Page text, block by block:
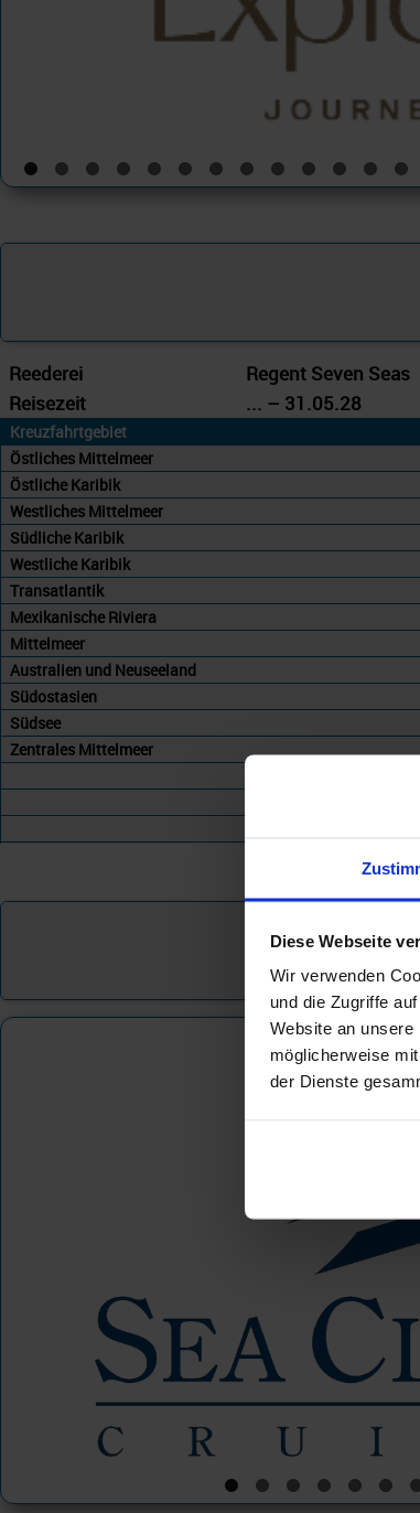
Diese Webseite
Wir verwenden
und die Zugriffe
Website an
möglicherweise
der Dienste
Reederei
Regent Seven Seas
Reisezeit
... – 31.05.28
Kreuzfahrtgebiet
Östliches Mittelmeer
Östliche Karibik
Westliches Mittelmeer
Südliche Karibik
Westliche Karibik
Transatlantik
Mexikanische Riviera
Mittelmeer
Australien und Neuseeland
Südostasien
Südsee
Zentrales Mittelmeer
Westliches Mittelmeer